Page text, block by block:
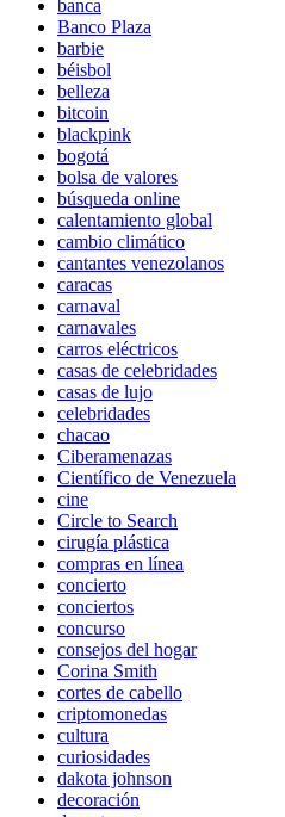
banca
Banco Plaza
barbie
béisbol
belleza
bitcoin
blackpink
bogotá
bolsa de valores
búsqueda online
calentamiento global
cambio climático
cantantes venezolanos
caracas
carnaval
carnavales
carros eléctricos
casas de celebridades
casas de lujo
celebridades
chacao
Ciberamenazas
Científico de Venezuela
cine
Circle to Search
cirugía plástica
compras en línea
concierto
conciertos
concurso
consejos del hogar
Corina Smith
cortes de cabello
criptomonedas
cultura
curiosidades
dakota johnson
decoración